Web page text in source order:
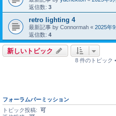
返信数: 3
retro lighting 4
最新記事 by Connormah « 2025年
返信数: 4
新しいトピック
8 件のトピック
フォーラムパーミッション
トピック投稿: 可